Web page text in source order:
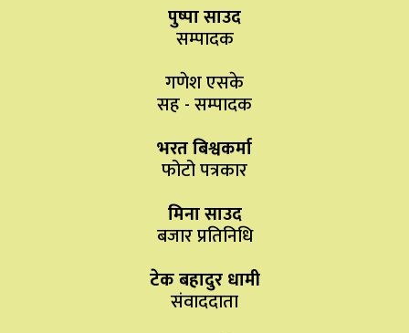
पुष्पा साउद
सम्पादक
गणेश एसके
सह - सम्पादक
भरत बिश्वकर्मा
फोटो पत्रकार
मिना साउद
बजार प्रतिनिधि
टेक बहादुर धामी
संवाददाता